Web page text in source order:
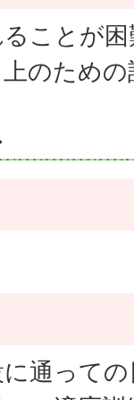
ことが
のため
通って